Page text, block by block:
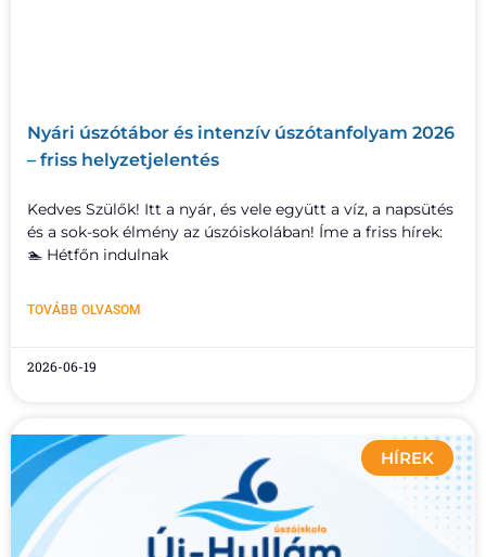
Nyári úszótábor és intenzív úszótanfolyam 2026
– friss helyzetjelentés
Kedves Szülők! Itt a nyár, és vele együtt a víz, a napsütés
és a sok-sok élmény az úszóiskolában! Íme a friss hírek:
🏊 Hétfőn indulnak
TOVÁBB OLVASOM
2026-06-19
HÍREK